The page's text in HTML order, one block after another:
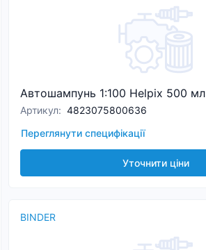
Автошампунь 1:100 Helpix 500 мл
Артикул: 4823075800636
Переглянути специфікації
Уточнити ціни
BINDER